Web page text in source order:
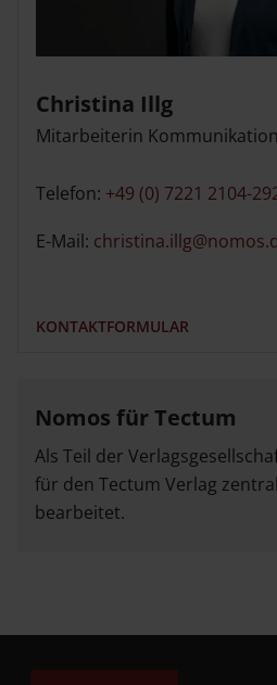
Christina Illg
Mitarbeiterin Kommunikation
Telefon: +49 (0) 7221 2104-
E-Mail:
KONTAKTFORMULAR
Nomos für Tectum
Als Teil der
für den Tectum Verlag
bearbeitet.